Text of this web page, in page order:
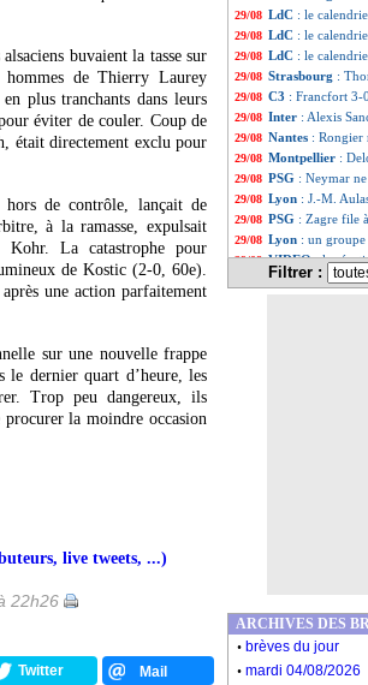
buvaient la tasse sur
hommes de Thierry Laurey
plus tranchants dans leurs
éviter de couler. Coup de
était directement exclu pour
de contrôle, lançait de
à la ramasse, expulsait
Kohr. La catastrophe pour
de Kostic (2-0, 60e).
une action parfaitement
sur une nouvelle frappe
dernier quart d’heure, les
Trop peu dangereux, ils
procurer la moindre occasion
live tweets, ...)
22h26
Twitter Mail
29/08 LdC : le
29/08 LdC : le
29/08 LdC : le
29/08 Strasbourg :
29/08 C3 : Francfort 3-
29/08 Inter : Alexis
29/08 Nantes : Rongier
29/08 Montpellier :
29/08 PSG : Neymar
29/08 Lyon : J.-M.
29/08 PSG : Zagre file
29/08 Lyon : un
29/08 VIDEO: la
PSG: la réaction
: le bilan
29/08 OM: Sakai
29/08 Bordeaux:
29/08 PSG: accord
Filtrer :
ARCHIVES DES
. brèves du jour
. mardi 04/08/2026